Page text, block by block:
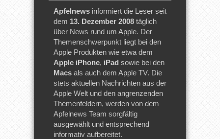
Apfelnews informiert die Leser seit
dem 13. Dezember 2008 täglich
über News rund um Apple. Der
Themenschwerpunkt liegt bei den
Apple Produkten wie etwa dem
Apple iPhone, iPad sowie bei den
Macs als auch dem Apple TV. Die
stets aktuellen Nachrichten aus der
Apple Welt und den angrenzenden
Themenfeldern, werden von dem
Apfelnews Team sorgfältig
ausgewählt und entsprechend
informativ aufbereitet.